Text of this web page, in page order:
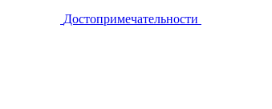
Достопримечательности